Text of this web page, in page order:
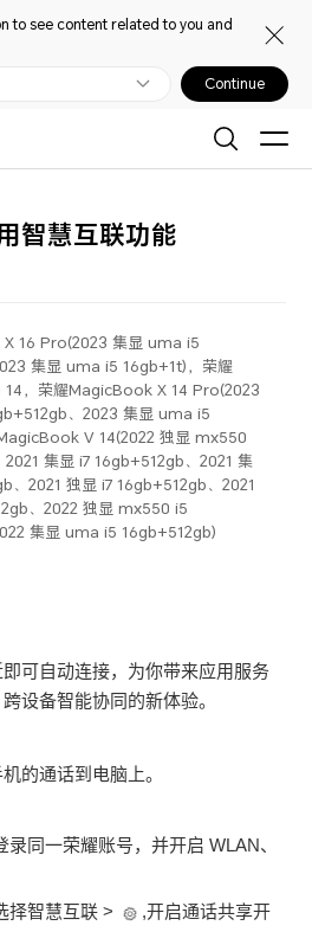
to see content related to you and
Continue
智慧互联功能
16 Pro(2023 集显 uma i5
集显 uma i5 16gb+1t)，荣耀
，荣耀MagicBook X 14 Pro(2023
、2023 集显 uma i5
V 14(2022 独显 mx550
集显 i7 16gb+512gb、2021 集
、2021 独显 i7 16gb+512gb、2021
、2022 独显 mx550 i5
集显 uma i5 16gb+512gb)
可自动连接，为你带来应用服务
设备智能协同的新体验。
的通话到电脑上。
同一荣耀账号，并开启 WLAN、
择智慧互联 >
,开启通话共享开